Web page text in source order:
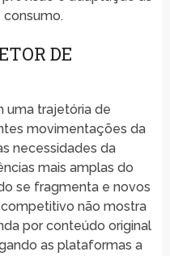
DE
uma trajetória de
movimentações da
necessidades da
mais amplas do
se fragmenta e novos
não mostra
por conteúdo original
as plataformas a